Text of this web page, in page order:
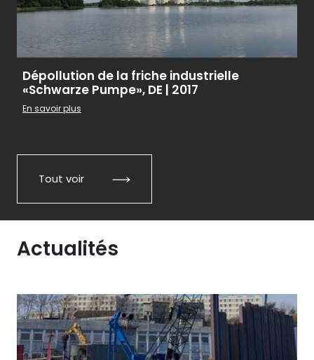
Dépollution de la friche industrielle
«Schwarze Pumpe», DE | 2017
En savoir plus
Tout voir
Actualités